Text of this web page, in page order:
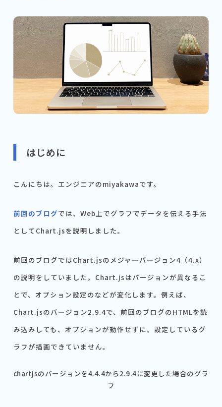
はじめに
こんにちは。エンジニアのmiyakawaです。
前回のブログでは、Web上でグラフでデータを伝える手法
としてChart.jsを説明しました。
前回のブログではChart.jsのメジャーバージョン4（4.x）
の説明をしていました。Chart.jsはバージョンが異なるこ
とで、オプション設定のなどが変化します。例えば、
Chart.jsのバージョン2.9.4で、前回のブログのHTMLを読
み込みしても、オプションが動作せずに、設定しているグ
ラフが描画できていません。
chartjsのバージョンを4.4.4から2.9.4に変更した場合のグラ
フ